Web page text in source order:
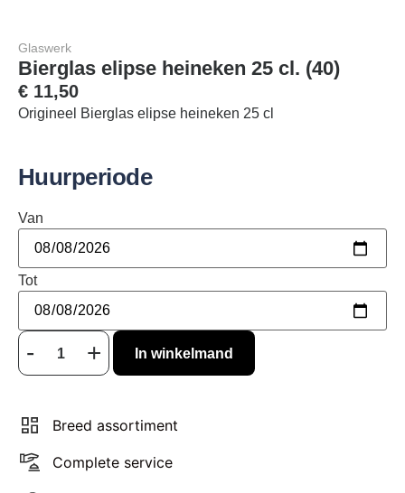
Glaswerk
Bierglas elipse heineken 25 cl. (40)
€ 11,50
Origineel Bierglas elipse heineken 25 cl
Huurperiode
Van
Tot
In winkelmand
Breed assortiment
Complete service